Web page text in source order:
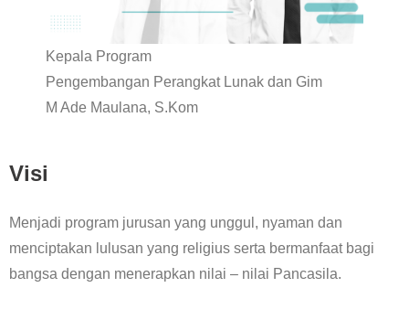
Kepala Program
Pengembangan Perangkat Lunak dan Gim
M Ade Maulana, S.Kom
Visi
Menjadi program jurusan yang unggul, nyaman dan
menciptakan lulusan yang religius serta bermanfaat bagi
bangsa dengan menerapkan nilai – nilai Pancasila.